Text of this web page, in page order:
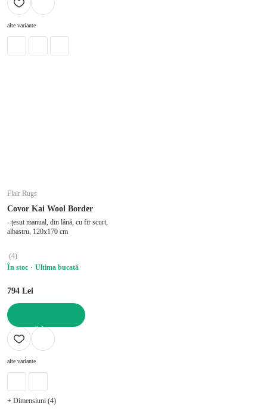
alte variante
Flair Rugs
Covor Kai Wool Border
- țesut manual, din lână, cu fir scurt,
albastru, 120x170 cm
(4)
În stoc
Ultima bucată
794 Lei
ADAUGĂ ÎN COȘ
alte variante
+ Dimensiuni (4)